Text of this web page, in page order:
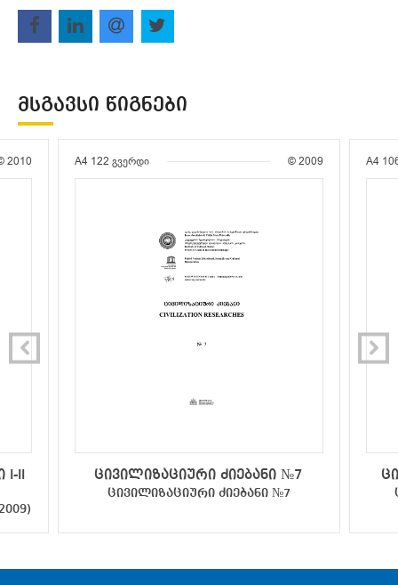
ᲛᲡᲒᲐᲕᲡᲘ ᲬᲘᲒᲜᲔᲑᲘ
2010
II
A4 122 გვერდი © 2009
ცივილიზაციური ძიებანი №7
ცივილიზაციური ძიებანი №7
A4